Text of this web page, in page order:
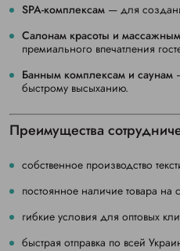
SPA-комплексам — для
Салонам красоты и
премиального впечатления
Банным комплексам и саунам
быстрому высыханию.
Преимущества
собственное производство
постоянное наличие товара на
гибкие условия для оптовых
быстрая отправка по всей